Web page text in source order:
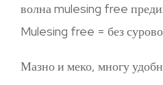
волна mulesing free
Mulesing free = без
Мазно и меко, многу